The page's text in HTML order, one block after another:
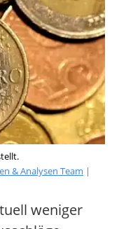
& Analysen Team |
weniger